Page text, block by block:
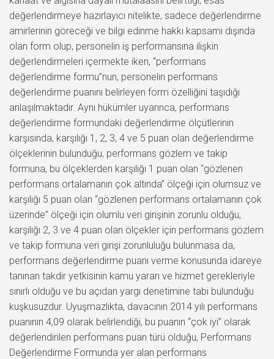
değerlendirmeye hazırlayıcı nitelikte, sadece değerlendirme
amirlerinin göreceği ve bilgi edinme hakkı kapsamı dışında
olan form olup, personelin iş performansına ilişkin
değerlendirmeleri içermekte iken, “performans
değerlendirme formu”nun, personelin performans
değerlendirme puanını belirleyen form özelliğini taşıdığı
anlaşılmaktadır. Aynı hükümler uyarınca, performans
değerlendirme formundaki değerlendirme ölçütlerinin
karşısında, karşılığı 1, 2, 3, 4 ve 5 puan olan değerlendirme
ölçeklerinin bulunduğu, performans gözlem ve takip
formuna, bu ölçeklerden karşılığı 1 puan olan “gözlenen
performans ortalamanın çok altında” ölçeği için olumsuz ve
karşılığı 5 puan olan “gözlenen performans ortalamanın çok
üzerinde” ölçeği için olumlu veri girişinin zorunlu olduğu,
karşılığı 2, 3 ve 4 puan olan ölçekler için performans gözlem
ve takip formuna veri girişi zorunluluğu bulunmasa da,
performans değerlendirme puanı verme konusunda idareye
tanınan takdir yetkisinin kamu yararı ve hizmet gerekleriyle
sınırlı olduğu ve bu açıdan yargı denetimine tabi bulunduğu
kuşkusuzdur. Uyuşmazlıkta, davacının 2014 yılı performans
puanının 4,09 olarak belirlendiği, bu puanın “çok iyi” olarak
değerlendirilen performans puan türü olduğu, Performans
Değerlendirme Formunda yer alan performans